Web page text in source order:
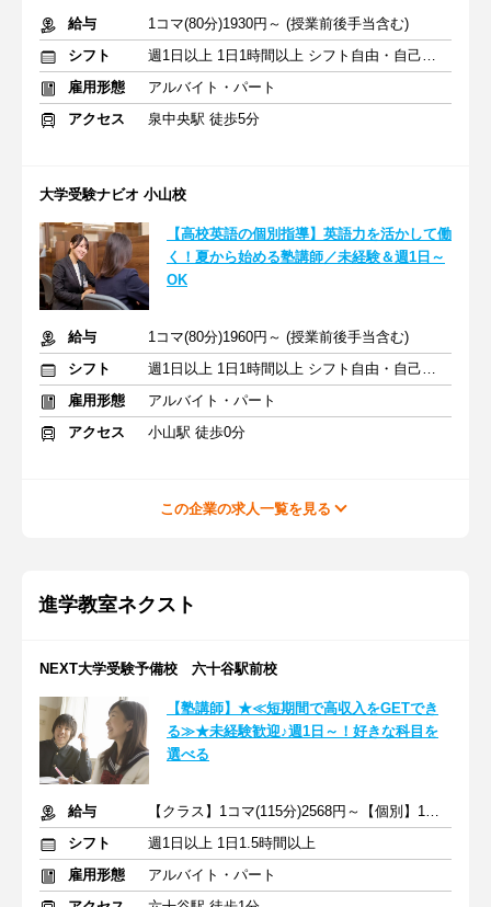
給与
1コマ(80分)1930円～ (授業前後手当含む)
シフト
週1日以上 1日1時間以上 シフト自由・自己申告
雇用形態
アルバイト・パート
アクセス
泉中央駅 徒歩5分
大学受験ナビオ 小山校
【高校英語の個別指導】英語力を活かして働
く！夏から始める塾講師／未経験＆週1日～
OK
給与
1コマ(80分)1960円～ (授業前後手当含む)
シフト
週1日以上 1日1時間以上 シフト自由・自己申告
雇用形態
アルバイト・パート
アクセス
小山駅 徒歩0分
この企業の求人一覧を見る
進学教室ネクスト
NEXT大学受験予備校 六十谷駅前校
【塾講師】★≪短期間で高収入をGETでき
る≫★未経験歓迎♪週1日～！好きな科目を
選べる
給与
【クラス】1コマ(115分)2568円～【個別】1コマ(80分)1740円～
シフト
週1日以上 1日1.5時間以上
雇用形態
アルバイト・パート